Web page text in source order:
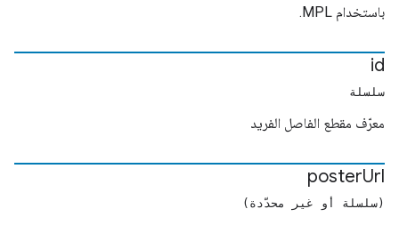
باستخدام MPL.
id
سلسلة
معرّف مقطع الفاصل الفريد
posterUrl
(سلسلة أو غير محدّدة)